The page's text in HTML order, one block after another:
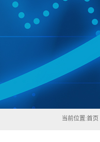
当前位置:首页